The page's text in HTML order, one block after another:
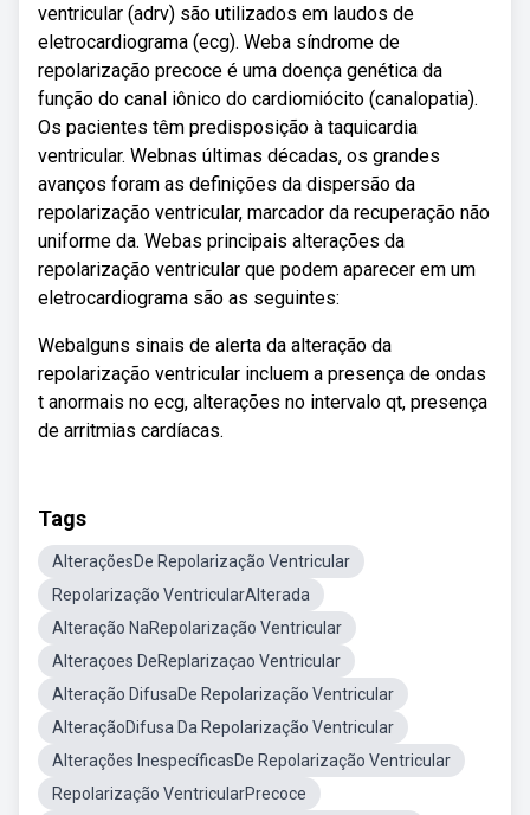
ventricular (adrv) são utilizados em laudos de
eletrocardiograma (ecg). Weba síndrome de
repolarização precoce é uma doença genética da
função do canal iônico do cardiomiócito (canalopatia).
Os pacientes têm predisposição à taquicardia
ventricular. Webnas últimas décadas, os grandes
avanços foram as definições da dispersão da
repolarização ventricular, marcador da recuperação não
uniforme da. Webas principais alterações da
repolarização ventricular que podem aparecer em um
eletrocardiograma são as seguintes:
Webalguns sinais de alerta da alteração da
repolarização ventricular incluem a presença de ondas
t anormais no ecg, alterações no intervalo qt, presença
de arritmias cardíacas.
Tags
AlteraçõesDe Repolarização Ventricular
Repolarização VentricularAlterada
Alteração NaRepolarização Ventricular
Alteraçoes DeReplarizaçao Ventricular
Alteração DifusaDe Repolarização Ventricular
AlteraçãoDifusa Da Repolarização Ventricular
Alterações InespecíficasDe Repolarização Ventricular
Repolarização VentricularPrecoce